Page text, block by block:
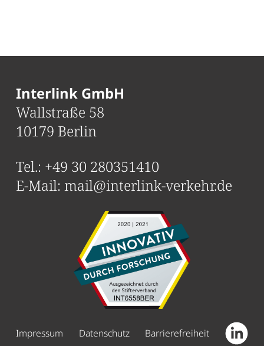
Interlink GmbH
Wallstraße 58
10179 Berlin
Tel.: +49 30 280351410
E-Mail: mail@interlink-verkehr.de
Impressum Datenschutz Barrierefreiheit